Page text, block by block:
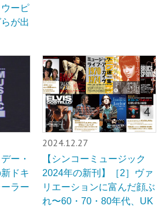
ーピ
が出
ー・
ドキ
ラー
2024.12.27
【シンコーミュージック
2024年の新刊】［2］ヴァ
リエーションに富んだ顔ぶ
れ〜60・70・80年代、UK